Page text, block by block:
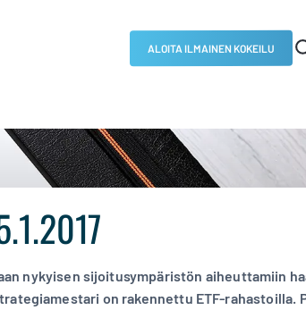
ALOITA ILMAINEN KOKEILU
nykyisen sijoitusympäristön aiheuttamiin
on rakennettu ETF-rahastoilla.